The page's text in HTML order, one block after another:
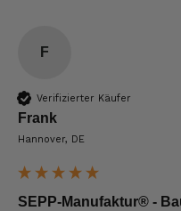
F
Verifizierter Käufer
Frank
Hannover, DE
SEPP-Manufaktur® -